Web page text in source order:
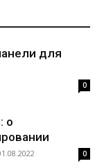
для
0
о
0